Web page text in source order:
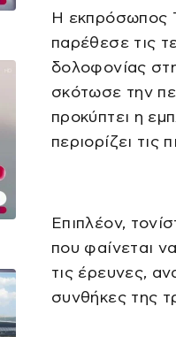
Η εκπρόσωπος
παρέθεσε τις
δολοφονίας
σκότωσε την
προκύπτει η
περιορίζει
Επιπλέον,
που φαίνεται
τις έρευνες,
συνθήκες της